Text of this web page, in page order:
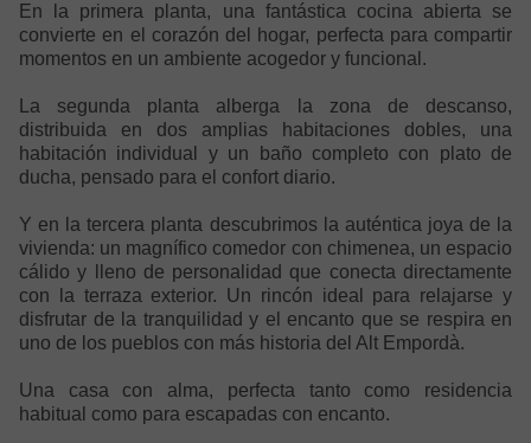
En la primera planta, una fantástica cocina abierta se
convierte en el corazón del hogar, perfecta para compartir
momentos en un ambiente acogedor y funcional.
La segunda planta alberga la zona de descanso,
distribuida en dos amplias habitaciones dobles, una
habitación individual y un baño completo con plato de
ducha, pensado para el confort diario.
Y en la tercera planta descubrimos la auténtica joya de la
vivienda: un magnífico comedor con chimenea, un espacio
cálido y lleno de personalidad que conecta directamente
con la terraza exterior. Un rincón ideal para relajarse y
disfrutar de la tranquilidad y el encanto que se respira en
uno de los pueblos con más historia del Alt Empordà.
Una casa con alma, perfecta tanto como residencia
habitual como para escapadas con encanto.